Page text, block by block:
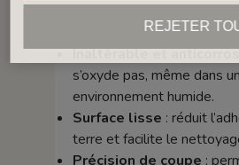
Grande solidité
la pression de l’argile lors
Inaltérable et
s’oxyde pas, même dans un
environnement humide.
Surface lisse : réduit
terre et facilite le
Précision de coupe :
REJETER